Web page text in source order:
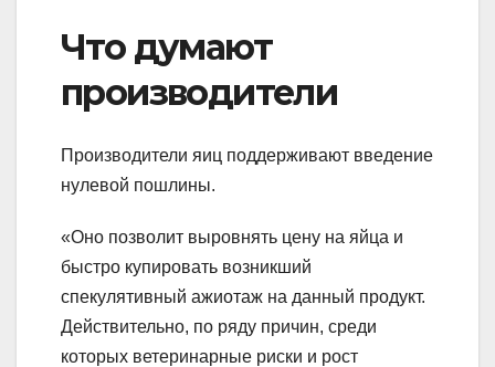
Что думают
производители
Производители яиц поддерживают введение
нулевой пошлины.
«Оно позволит выровнять цену на яйца и
быстро купировать возникший
спекулятивный ажиотаж на данный продукт.
Действительно, по ряду причин, среди
которых ветеринарные риски и рост